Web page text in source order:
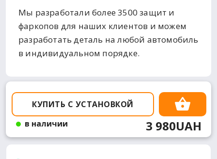
Мы разработали более 3500 защит и
фаркопов для наших клиентов и можем
разработать деталь на любой автомобиль
в индивидуальном порядке.
КУПИТЬ С УСТАНОВКОЙ
в наличии
3 980UAH